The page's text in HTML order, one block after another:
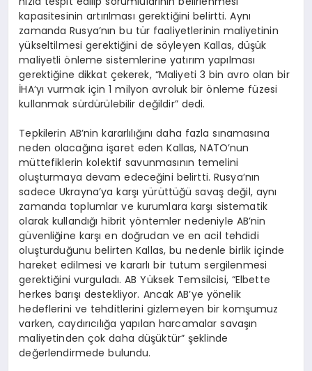
kapasitesinin artırılması gerektiğini belirtti. Aynı
zamanda Rusya’nın bu tür faaliyetlerinin maliyetinin
yükseltilmesi gerektiğini de söyleyen Kallas, düşük
maliyetli önleme sistemlerine yatırım yapılması
gerektiğine dikkat çekerek, “Maliyeti 3 bin avro olan bir
İHA’yı vurmak için 1 milyon avroluk bir önleme füzesi
kullanmak sürdürülebilir değildir” dedi.
Tepkilerin AB’nin kararlılığını daha fazla sınamasına
neden olacağına işaret eden Kallas, NATO’nun
müttefiklerin kolektif savunmasının temelini
oluşturmaya devam edeceğini belirtti. Rusya’nın
sadece Ukrayna’ya karşı yürüttüğü savaş değil, aynı
zamanda toplumlar ve kurumlara karşı sistematik
olarak kullandığı hibrit yöntemler nedeniyle AB’nin
güvenliğine karşı en doğrudan ve en acil tehdidi
oluşturduğunu belirten Kallas, bu nedenle birlik içinde
hareket edilmesi ve kararlı bir tutum sergilenmesi
gerektiğini vurguladı. AB Yüksek Temsilcisi, “Elbette
herkes barışı destekliyor. Ancak AB’ye yönelik
hedeflerini ve tehditlerini gizlemeyen bir komşumuz
varken, caydırıcılığa yapılan harcamalar savaşın
maliyetinden çok daha düşüktür” şeklinde
değerlendirmede bulundu.